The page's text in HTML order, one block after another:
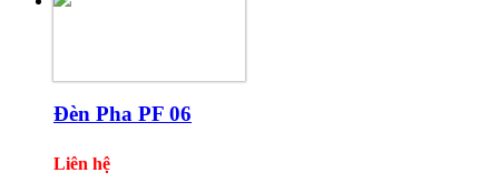
Đèn Pha PF 06
Liên hệ